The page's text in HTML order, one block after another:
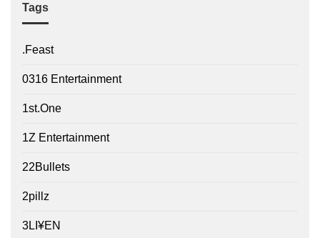
Tags
.Feast
0316 Entertainment
1st.One
1Z Entertainment
22Bullets
2pillz
3LI¥EN